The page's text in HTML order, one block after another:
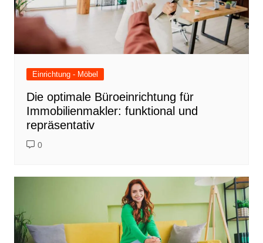
Einrichtung - Möbel
Die optimale Büroeinrichtung für
Immobilienmakler: funktional und
repräsentativ
0